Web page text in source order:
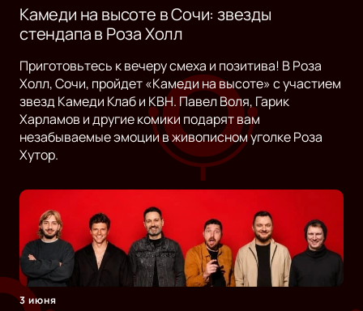
Камеди на высоте в Сочи: звезды
стендапа в Роза Холл
Приготовьтесь к вечеру смеха и позитива! В Роза
Холл, Сочи, пройдет «Камеди на высоте» с участием
звезд Камеди Клаб и КВН. Павел Воля, Гарик
Харламов и другие комики подарят вам
незабываемые эмоции в живописном уголке Роза
Хутор.
3 июня